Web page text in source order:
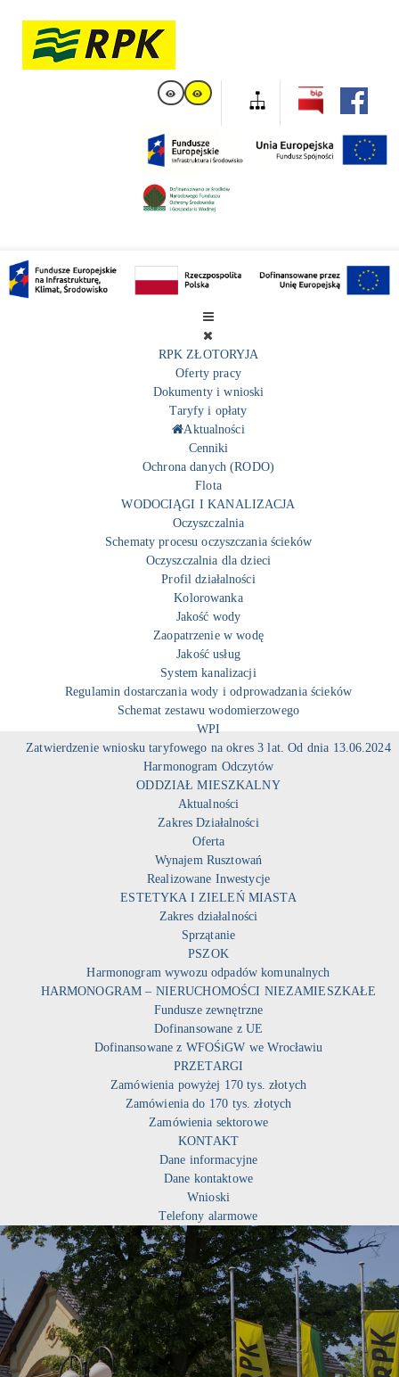
RPK ZŁOTORYJA
Oferty pracy
Dokumenty i wnioski
Taryfy i opłaty
Aktualności
Cenniki
Ochrona danych (RODO)
Flota
WODOCIĄGI I KANALIZACJA
Oczyszczalnia
Schematy procesu oczyszczania ścieków
Oczyszczalnia dla dzieci
Profil działalności
Kolorowanka
Jakość wody
Zaopatrzenie w wodę
Jakość usług
System kanalizacji
Regulamin dostarczania wody i odprowadzania ścieków
Schemat zestawu wodomierzowego
WPI
Zatwierdzenie wniosku taryfowego na okres 3 lat. Od dnia 13.06.2024
Harmonogram Odczytów
ODDZIAŁ MIESZKALNY
Aktualności
Zakres Działalności
Oferta
Wynajem Rusztowań
Realizowane Inwestycje
ESTETYKA I ZIELEŃ MIASTA
Zakres działalności
Sprzątanie
PSZOK
Harmonogram wywozu odpadów komunalnych
HARMONOGRAM – NIERUCHOMOŚCI NIEZAMIESZKAŁE
Fundusze zewnętrzne
Dofinansowane z UE
Dofinansowane z WFOŚiGW we Wrocławiu
PRZETARGI
Zamówienia powyżej 170 tys. złotych
Zamówienia do 170 tys. złotych
Zamówienia sektorowe
KONTAKT
Dane informacyjne
Dane kontaktowe
Wnioski
Telefony alarmowe